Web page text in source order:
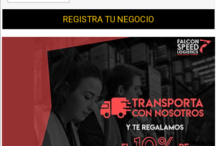
REGISTRA TU NEGOCIO